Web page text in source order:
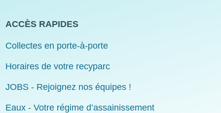
ACCÈS RAPIDES
Collectes en porte-à-porte
Horaires de votre recyparc
JOBS - Rejoignez nos équipes !
Eaux - Votre régime d’assainissement